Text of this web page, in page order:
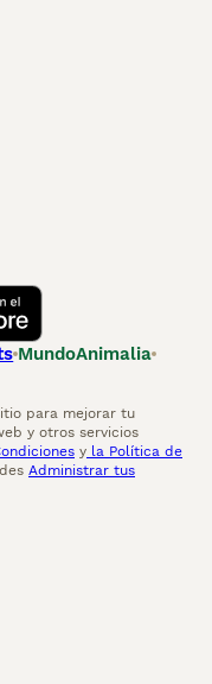
MundoAnimalia
para mejorar tu
y otros servicios
y la Política de
Administrar tus